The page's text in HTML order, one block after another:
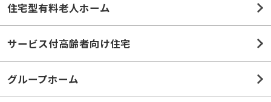
住宅型有料老人ホーム
サービス付高齢者向け住宅
グループホーム